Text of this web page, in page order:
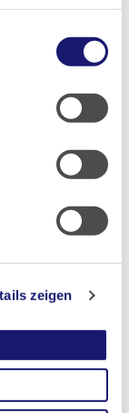
der Dienste
zeigen
und